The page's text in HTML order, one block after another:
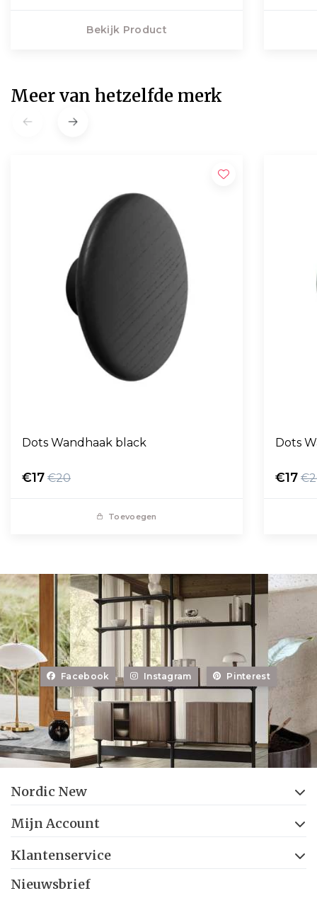
Bekijk Product
Meer van hetzelfde merk
Dots Wandhaak black
€17 €20
Toevoegen
Dots
€17
Facebook Instagram Pinterest
Nordic New
Mijn Account
Klantenservice
Nieuwsbrief